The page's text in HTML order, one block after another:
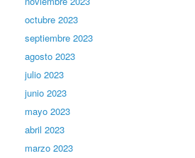
octubre 2023
septiembre 2023
agosto 2023
julio 2023
junio 2023
mayo 2023
abril 2023
marzo 2023